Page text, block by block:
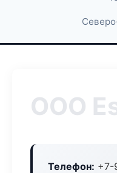
ООО
Телефон: +7-